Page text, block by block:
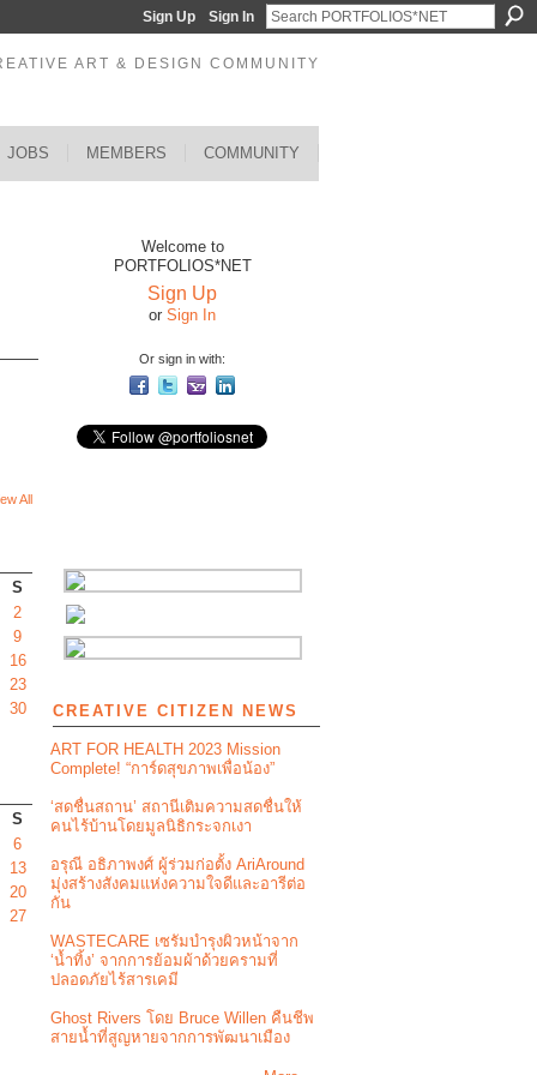
Sign Up Sign In
ART & DESIGN COMMUNITY
JOBS MEMBERS COMMUNITY
All
S
2
9
16
23
30
S
6
13
20
27
Welcome to
PORTFOLIOS*NET
Sign Up
or Sign In
Or sign in with:
CREATIVE CITIZEN NEWS
ART FOR HEALTH 2023 Mission
Complete! “การ์ดสุขภาพเพื่อน้อง”
‘สดชื่นสถาน’ สถานีเติมความสดชื่นให้
คนไร้บ้านโดยมูลนิธิกระจกเงา
อรุณี อธิภาพงศ์ ผู้ร่วมก่อตั้ง AriAround
มุ่งสร้างสังคมแห่งความใจดีและอารีต่อ
กัน
WASTECARE เซรัมบำรุงผิวหน้าจาก
‘น้ำทิ้ง’ จากการย้อมผ้าด้วยครามที่
ปลอดภัยไร้สารเคมี
Ghost Rivers โดย Bruce Willen คืนชีพ
สายน้ำที่สูญหายจากการพัฒนาเมือง